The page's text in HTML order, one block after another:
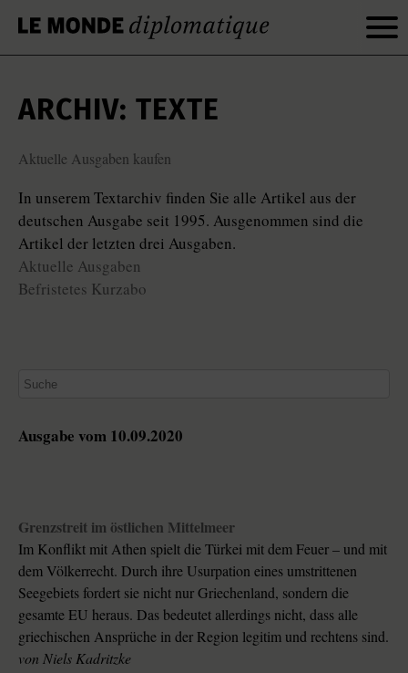
ARCHIV: TEXTE
Aktuelle Ausgaben kaufen
In unserem Textarchiv finden Sie alle Artikel aus der
deutschen Ausgabe seit 1995. Ausgenommen sind die
Artikel der letzten drei Ausgaben.
Aktuelle Ausgaben
Befristetes Kurzabo
Ausgabe vom 10.09.2020
Grenzstreit im östlichen Mittelmeer
Im Konflikt mit Athen spielt die Türkei mit dem Feuer – und mit
dem Völkerrecht. Durch ihre Usurpation eines umstrittenen
Seegebiets fordert sie nicht nur Griechenland, sondern die
gesamte EU heraus. Das bedeutet allerdings nicht, dass alle
griechischen Ansprüche in der Region legitim und rechtens sind.
von Niels Kadritzke